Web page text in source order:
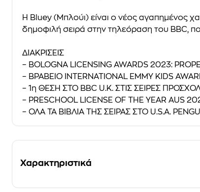
H Bluey (Μπλούι) είναι ο νέος αγαπημένος
δημοφιλή σειρά στην τηλεόραση του BBC,
ΔΙΑΚΡΙΣΕΙΣ
– BOLOGNA LICENSING AWARDS 2023:
– ΒΡΑΒΕΙΟ INTERNATIONAL ΕMMY KIDS
– 1η ΘΕΣΗ ΣΤΟ BBC U.K. ΣΤΙΣ ΣΕΙΡΕΣ
– PRESCHOOL LICENSE OF THE YEAR AUS
– ΟΛΑ ΤΑ ΒΙΒΛΙΑ ΤΗΣ ΣΕΙΡΑΣ ΣΤΟ U.S.A.
Χαρακτηριστικά